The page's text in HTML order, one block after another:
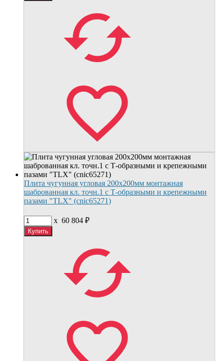
Плита чугунная угловая 200х200мм монтажная
шаброванная кл. точн.1 с Т-образными и крепежными
пазами "TLX" (cnic65271)
x 60 804 ₽